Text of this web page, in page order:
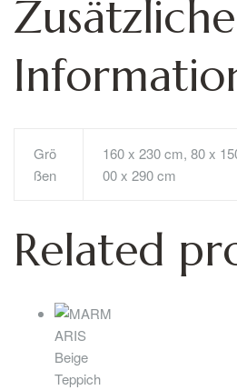
Zusätzliche
Grö
ßen
160 x 230 cm, 80 x
00 x 290 cm
Related